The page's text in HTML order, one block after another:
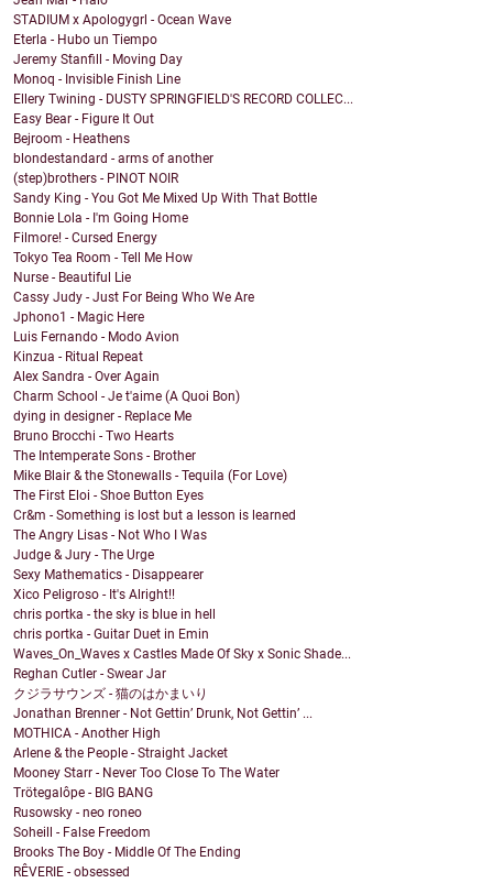
STADIUM x Apologygrl - Ocean Wave
Eterla - Hubo un Tiempo
Jeremy Stanfill - Moving Day
Monoq - Invisible Finish Line
Ellery Twining - DUSTY SPRINGFIELD'S RECORD COLLEC...
Easy Bear - Figure It Out
Bejroom - Heathens
blondestandard - arms of another
(step)brothers - PINOT NOIR
Sandy King - You Got Me Mixed Up With That Bottle
Bonnie Lola - I'm Going Home
Filmore! - Cursed Energy
Tokyo Tea Room - Tell Me How
Nurse - Beautiful Lie
Cassy Judy - Just For Being Who We Are
Jphono1 - Magic Here
Luis Fernando - Modo Avion
Kinzua - Ritual Repeat
Alex Sandra - Over Again
Charm School - Je t'aime (A Quoi Bon)
dying in designer - Replace Me
Bruno Brocchi - Two Hearts
The Intemperate Sons - Brother
Mike Blair & the Stonewalls - Tequila (For Love)
The First Eloi - Shoe Button Eyes
Cr&m - Something is lost but a lesson is learned
The Angry Lisas - Not Who I Was
Judge & Jury - The Urge
Sexy Mathematics - Disappearer
Xico Peligroso - It's Alright!!
chris portka - the sky is blue in hell
chris portka - Guitar Duet in Emin
Waves_On_Waves x Castles Made Of Sky x Sonic Shade...
Reghan Cutler - Swear Jar
クジラサウンズ - 猫のはかまいり
Jonathan Brenner - Not Gettin’ Drunk, Not Gettin’ ...
MOTHICA - Another High
Arlene & the People - Straight Jacket
Mooney Starr - Never Too Close To The Water
Trötegalôpe - BIG BANG
Rusowsky - neo roneo
Soheill - False Freedom
Brooks The Boy - Middle Of The Ending
RÊVERIE - obsessed